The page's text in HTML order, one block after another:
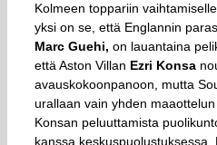
Kolmeen toppariin
yksi on se, että Englannin
Marc Guehi, on lauantaina
että Aston Villan Ezri Konsa
avauskokoonpanoon, mutta
urallaan vain yhden
Konsan peluuttamista
kanssa keskuspuolustuksessa.